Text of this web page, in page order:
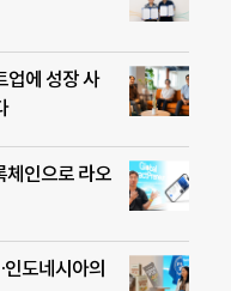
업에 성장 사
인으로 라오
도네시아의